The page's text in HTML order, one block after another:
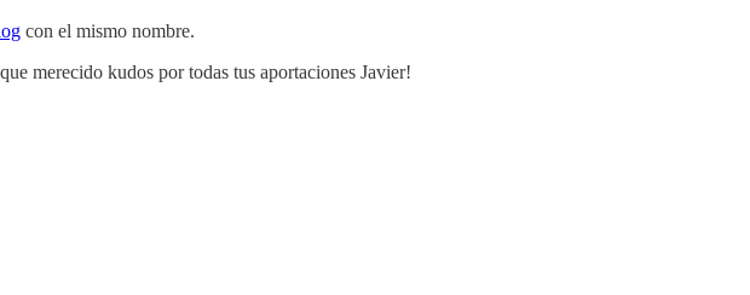
con el mismo nombre.
merecido kudos por todas tus aportaciones Javier!